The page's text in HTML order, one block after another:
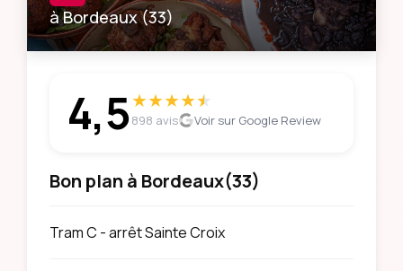
àBordeaux(33)
4,5★★★★★
★
898 avis Voir sur Google Review
Bon plan à Bordeaux(33)
Tram C - arrêt Sainte Croix